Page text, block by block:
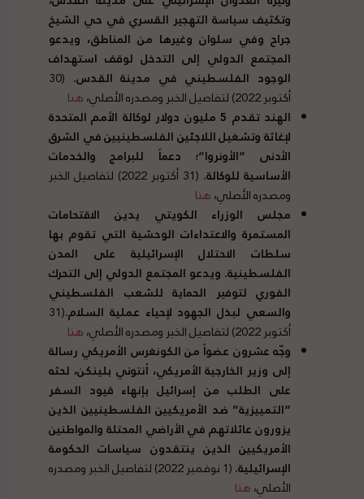
وتكثيف سياسة التهجير القسري في حي الشيخ
جراح وفي سلوان وغيرها من المناطق، ويدعو
المجتمع الدولي إلى التدخل لوقف استهداف
الوجود الفلسطيني في مدينة القدس.
(30
أكتوبر 2022) لتفاصيل الخبر ومصدره الأصلي،
هنا
الهند تقدم 5 مليون دولار لوكالة الأمم المتحدة
لإغاثة وتشغيل اللاجئين الفلسطينيين في الشرق
الأدنى “الأونروا“؛ دعماً للبرامج والخدمات
الأساسية للوكالة.
(31 أكتوبر 2022) لتفاصيل الخبر
ومصدره الأصلي،هنا
مجلس الوزراء الكويتي يدين الاقتحامات
المستمرة والاعتداءات الوحشية التي تقوم بها
سلطات الاحتلال الإسرائيلية على المدن
الفلسطينية. ويدعو المجتمع الدولي إلى التحرك
الفوري لتوفير الحماية للشعب الفلسطيني
والسعي لبذل الجهود لإحياء عملية السلام.
(31
أكتوبر 2022) لتفاصيل الخبر ومصدره الأصلي،
هنا
وجّه عشرون عضواً من الكونغرس الأمريكي رسالة
إلى وزير الخارجية الأمريكي، أنتوني بلينكن، لحثه
على الطلب من إسرائيل بإنهاء قيود السفر
“التمييزية” ضد الأمريكيين الفلسطينيين الذين
يزورون عائلاتهم في الأراضي المحتلة والمواطنين
الأمريكيين الذين ينتقدون سياسات الحكومة
الإسرائيلية.
(1 نوفمبر 2022) لتفاصيل الخبر ومصدره
الأصلي،هنا